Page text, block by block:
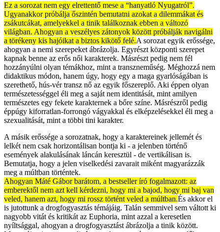
Ez a sorozat nem egy elrettentő mese a “hanyatló Nyugatról”.
Ugyanakkor próbálja őszintén bemutatni azokat a dilemmákat és
zsákutcákat, amelyekkel a tinik találkoznak ebben a változó
világban. Ahogyan a veszélyes zátonyok között próbálják navigálni
a törékeny kis hajóikat a biztos kikötő felé.A sorozat egyik erőssége,
ahogyan a nemi szerepeket ábrázolja. Egyrészt központi szerepet
kapnak benne az erős női karakterek. Másrészt pedig nem fél
hozzányúlni olyan témákhoz, mint a transzneműség. Méghozzá nem
didaktikus módon, hanem úgy, hogy egy a maga gyarlóságában is
szerethető, hús-vér transz nő az egyik főszereplő. Aki éppen olyan
természetességgel éli meg a saját nem identitását, mint amilyen
természetes egy fekete karakternek a bőre színe. Másrészről pedig
éppúgy kiforratlan-forrongó vágyakkal és elképzelésekkel éli meg a
szexualitását, mint a többi tini karakter.
A másik erőssége a sorozatnak, hogy a karaktereinek jellemét és
lelkét nem csak horizontálisan bontja ki - a jelenben történő
események alakulásának láncán keresztül - de vertikálisan is.
Bemutatja, hogy a jelen viselkedési zavarait miként magyarázzák
meg a múltban történtek.
Ahogyan Máté Gábor barátom, a bestseller író fogalmazott: az
emberektől nem azt kell kérdezni, hogy mi a bajod, hogy mi baj van
veled, hanem azt, hogy mi rossz történt veled a múltban.És akkor el
is jutottunk a drogfogyasztás témájáig. Talán semmivel sem váltott ki
nagyobb vitát és kritikát az Euphoria, mint azzal a keresetlen
nyíltsággal, ahogyan a drogfogyasztást ábrázolja a tinik között.